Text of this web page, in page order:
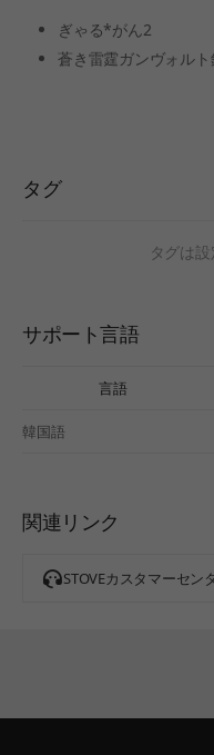
ぎゃる*がん2
蒼き雷霆ガンヴォルト
タグ
タグは設
サポート言語
言語
韓国語
関連リンク
STOVEカスタマーセン